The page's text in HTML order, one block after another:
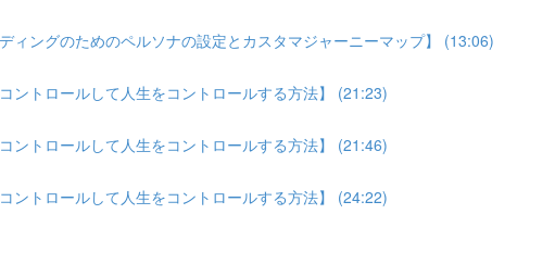
ィングのためのペルソナの設定とカスタマジャーニーマップ】 (13:06)
ントロールして人生をコントロールする方法】 (21:23)
ントロールして人生をコントロールする方法】 (21:46)
ントロールして人生をコントロールする方法】 (24:22)